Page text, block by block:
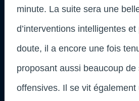
minute. La suite sera une
d’interventions intelligentes
doute, il a encore une fois
proposant aussi beaucoup de
offensives. Il se vit